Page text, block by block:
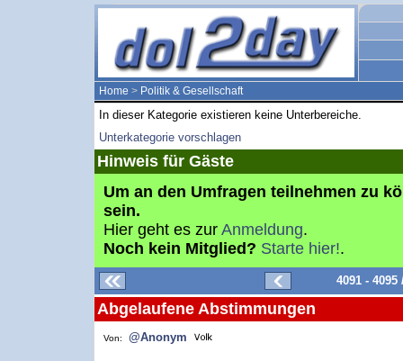
Home > Politik & Gesellschaft
In dieser Kategorie existieren keine Unterbereiche.
Unterkategorie vorschlagen
Hinweis für Gäste
Um an den Umfragen teilnehmen zu
sein.
Hier geht es zur Anmeldung.
Noch kein Mitglied? Starte hier!.
4091 -
Abgelaufene Abstimmungen
Von: @Anonym